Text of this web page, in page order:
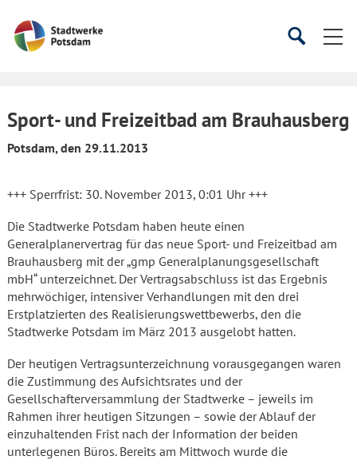
Startseite
SucheSuche
Sport- und Freizeitbad am Brauhausberg
Potsdam, den 29.11.2013
+++ Sperrfrist: 30. November 2013, 0:01 Uhr +++
Die Stadtwerke Potsdam haben heute einen
Generalplanervertrag für das neue Sport- und Freizeitbad am
Brauhausberg mit der „gmp Generalplanungsgesellschaft
mbH“ unterzeichnet. Der Vertragsabschluss ist das Ergebnis
mehrwöchiger, intensiver Verhandlungen mit den drei
Erstplatzierten des Realisierungswettbewerbs, den die
Stadtwerke Potsdam im März 2013 ausgelobt hatten.
Der heutigen Vertragsunterzeichnung vorausgegangen waren
die Zustimmung des Aufsichtsrates und der
Gesellschafterversammlung der Stadtwerke – jeweils im
Rahmen ihrer heutigen Sitzungen – sowie der Ablauf der
einzuhaltenden Frist nach der Information der beiden
unterlegenen Büros. Bereits am Mittwoch wurde die